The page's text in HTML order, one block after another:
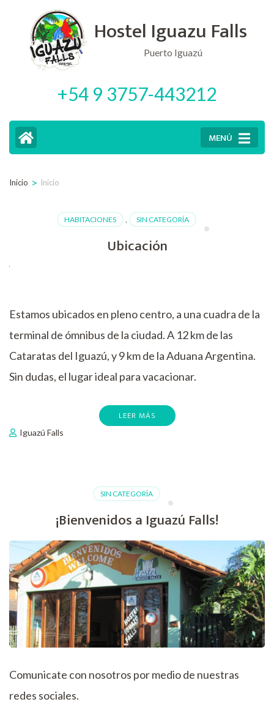
contenido
(presiona
Intro)
Hostel Iguazu Falls
Puerto Iguazú
+54 9 3757-443212
MENÚ
Inicio > Inicio
HABITACIONES , SIN CATEGORÍA
Ubicación
Estamos ubicados en pleno centro, a una cuadra de la
terminal de ómnibus de la ciudad. A 12 km de las
Cataratas del Iguazú, y 9 km de la Aduana Argentina.
Sin dudas, el lugar ideal para vacacionar.
LEER MÁS
Iguazú Falls
SIN CATEGORÍA
¡Bienvenidos a Iguazú Falls!
Comunicate con nosotros por medio de nuestras
redes sociales.